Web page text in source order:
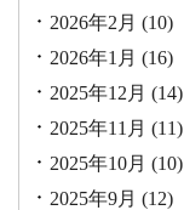
2026年2月 (10)
2026年1月 (16)
2025年12月 (14)
2025年11月 (11)
2025年10月 (10)
2025年9月 (12)